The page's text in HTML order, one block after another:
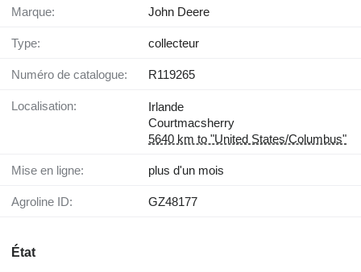
Marque: John Deere
Type: collecteur
Numéro de catalogue: R119265
Localisation:
Irlande
Courtmacsherry
5640 km to "United States/Columbus"
Mise en ligne: plus d'un mois
Agroline ID: GZ48177
État